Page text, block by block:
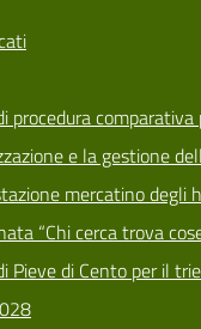
procedura comparativa
e la gestione
mercatino degli
“Chi cerca trova
Pieve di Cento per il